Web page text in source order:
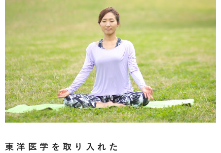
東洋医学を取り入れた